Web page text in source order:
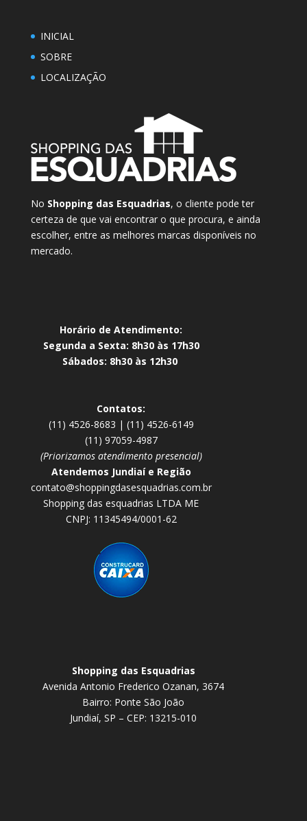
INICIAL
SOBRE
LOCALIZAÇÃO
No Shopping das Esquadrias, o cliente pode ter
certeza de que vai encontrar o que procura, e ainda
escolher, entre as melhores marcas disponíveis no
mercado.
Horário de Atendimento:
Segunda a Sexta: 8h30 às 17h30
Sábados: 8h30 às 12h30
Contatos:
(11) 4526-8683 | (11) 4526-6149
(11) 97059-4987
(Priorizamos atendimento presencial)
Atendemos Jundiaí e Região
contato@shoppingdasesquadrias.com.br
Shopping das esquadrias LTDA ME
CNPJ: 11345494/0001-62
Shopping das Esquadrias
Avenida Antonio Frederico Ozanan, 3674
Bairro: Ponte São João
Jundiaí, SP – CEP: 13215-010